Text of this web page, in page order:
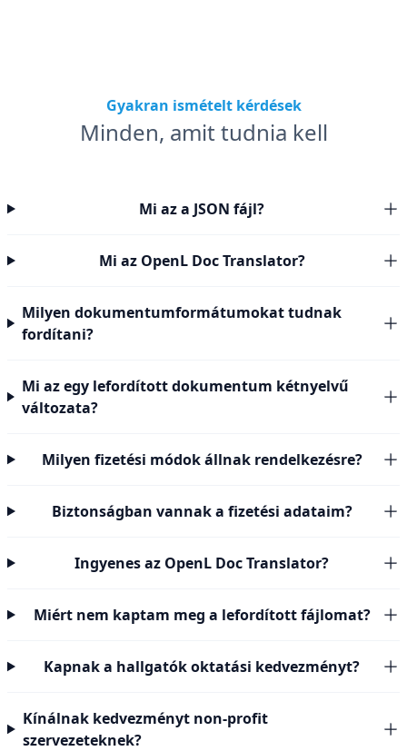
Gyakran ismételt kérdések
Minden, amit tudnia kell
Mi az a JSON fájl?
Mi az OpenL Doc Translator?
Milyen dokumentumformátumokat tudnak
fordítani?
Mi az egy lefordított dokumentum kétnyelvű
változata?
Milyen fizetési módok állnak rendelkezésre?
Biztonságban vannak a fizetési adataim?
Ingyenes az OpenL Doc Translator?
Miért nem kaptam meg a lefordított fájlomat?
Kapnak a hallgatók oktatási kedvezményt?
Kínálnak kedvezményt non-profit
szervezeteknek?